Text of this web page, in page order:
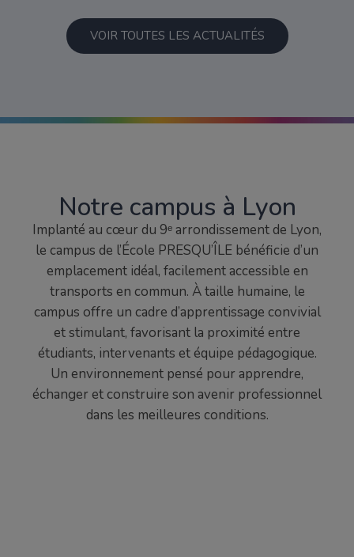
VOIR TOUTES LES ACTUALITÉS
Notre campus à Lyon
Implanté au cœur du 9ᵉ arrondissement de Lyon,
le campus de l’École PRESQU’ÎLE bénéficie d’un
emplacement idéal, facilement accessible en
transports en commun. À taille humaine, le
campus offre un cadre d’apprentissage convivial
et stimulant, favorisant la proximité entre
étudiants, intervenants et équipe pédagogique.
Un environnement pensé pour apprendre,
échanger et construire son avenir professionnel
dans les meilleures conditions.